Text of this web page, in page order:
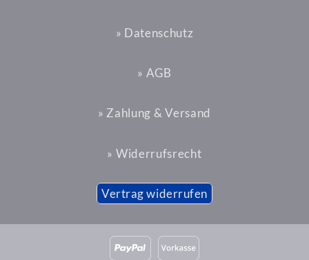
» Datenschutz
» AGB
» Zahlung & Versand
» Widerrufsrecht
Vertrag widerrufen